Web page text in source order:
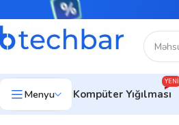
Menyu Kompüter Yığılması
YENI
Ev Kompüter avadanlıqları